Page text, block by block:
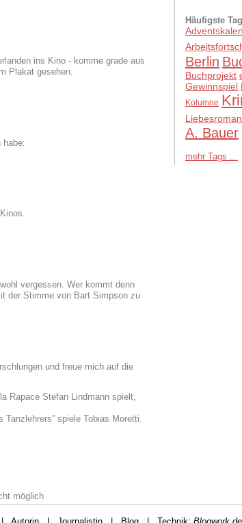
ins Kino - komme grade aus
Plakat gesehen.
habe:
vergessen. Wer kommt denn
der Stimme von Bart Simpson zu
und freue mich auf die
Rapace Stefan Lindmann spielt,
Tanzlehrers” spiele Tobias Moretti.
möglich
Häufigste
Berlin
Buchprojekt
Gewinnspiel
Kolumne
Liebesroman
A. Bauer
mehr Tags ...